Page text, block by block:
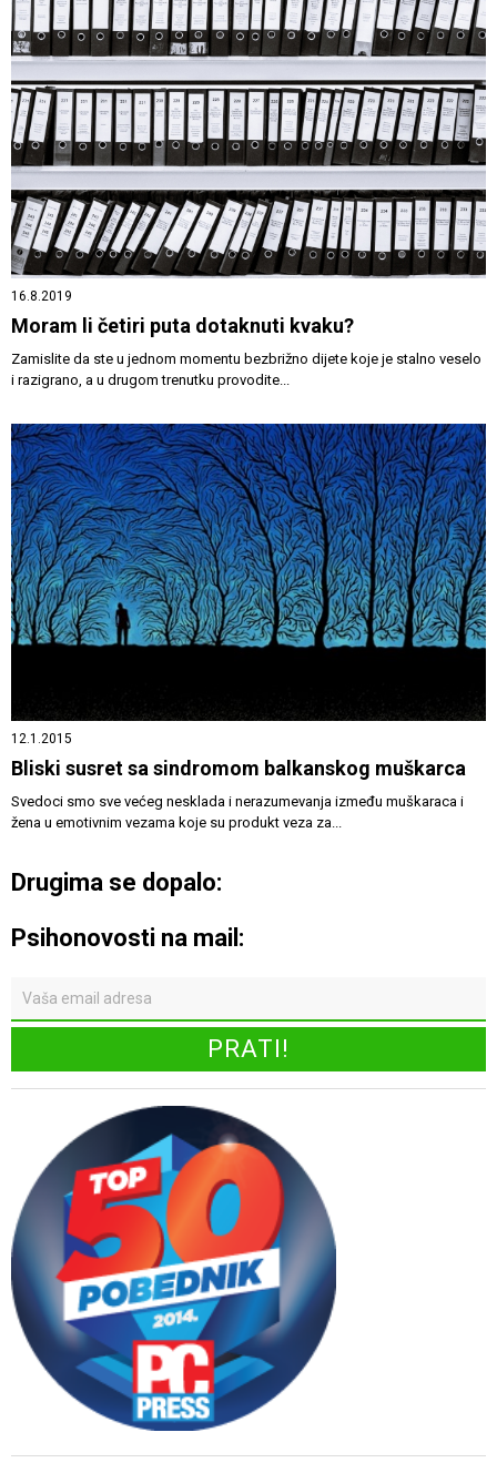
16.8.2019
Moram li četiri puta dotaknuti kvaku?
Zamislite da ste u jednom momentu bezbrižno dijete koje je stalno veselo
i razigrano, a u drugom trenutku provodite...
12.1.2015
Bliski susret sa sindromom balkanskog muškarca
Svedoci smo sve većeg nesklada i nerazumevanja između muškaraca i
žena u emotivnim vezama koje su produkt veza za...
Drugima se dopalo:
Psihonovosti na mail: